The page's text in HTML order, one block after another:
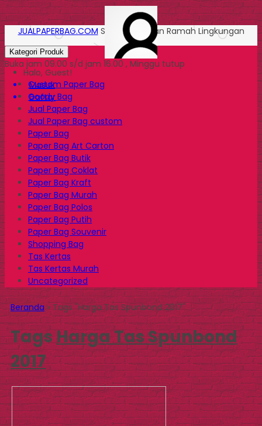
Halo, Guest!
Masuk
Daftar
JUALPAPERBAG.COM Solusi Kemasan Ramah Lingkungan
Kategori Produk
Buka jam 09.00 s/d jam 16.00 , Minggu tutup
Custom Paper Bag
Goody Bag
Jual Paper Bag
Jual Paper Bag custom
Paper Bag
Paper Bag Art Carton
Paper Bag Butik
Paper Bag Coklat
Paper Bag Kraft
Paper Bag Murah
Paper Bag Polos
Paper Bag Putih
Paper Bag Souvenir
Shopping Bag
Tas Kertas
Tas Kertas Murah
Uncategorized
Beranda»Tags "Harga Tas Spunbond 2017"
TagsHarga Tas Spunbond
2017